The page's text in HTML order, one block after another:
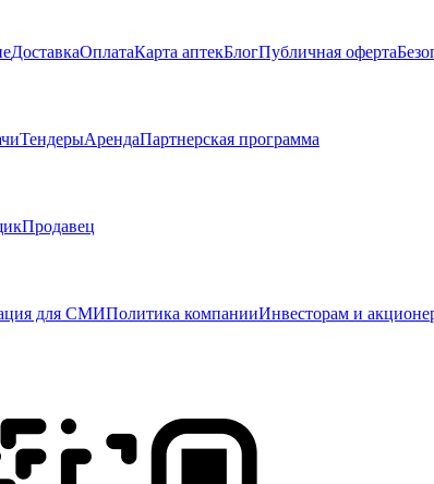
ДоставкаОплатаКарта аптекБлогПубличная оферта
ТендерыАрендаПартнерская программа
Продавец
для СМИПолитика компанииИнвесторам и